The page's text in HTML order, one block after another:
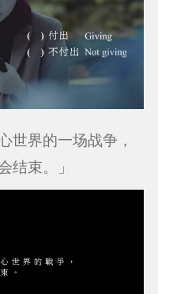
世界的一场战争，
结束。」